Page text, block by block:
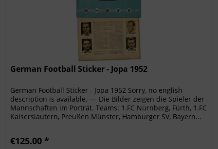
German Football Sticker - Jopa 1952
German Football Sticker - Jopa 1952 Sorry, no english
description is available. --- Die Bilder zeigen die Spieler der
Mannschaften im Porträt. Teams: 1.FC Nürnberg, Fürth, 1.FC
Kaiserslautern, Preußen Münster, Hamburger SV, Bayern...
€125.00 *